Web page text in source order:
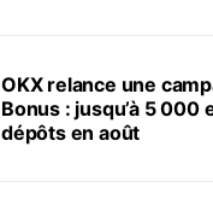
OKX relance une
Bonus : jusqu’à 5 000
dépôts en août